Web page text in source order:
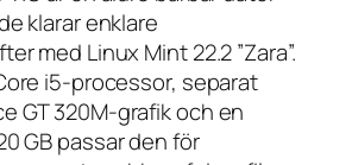
klarar enklare
med Linux Mint 22.2 ”Zara”.
i5-processor, separat
GT 320M-grafik och en
GB passar den för